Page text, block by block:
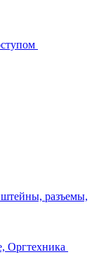
разъемы,
Оргтехника